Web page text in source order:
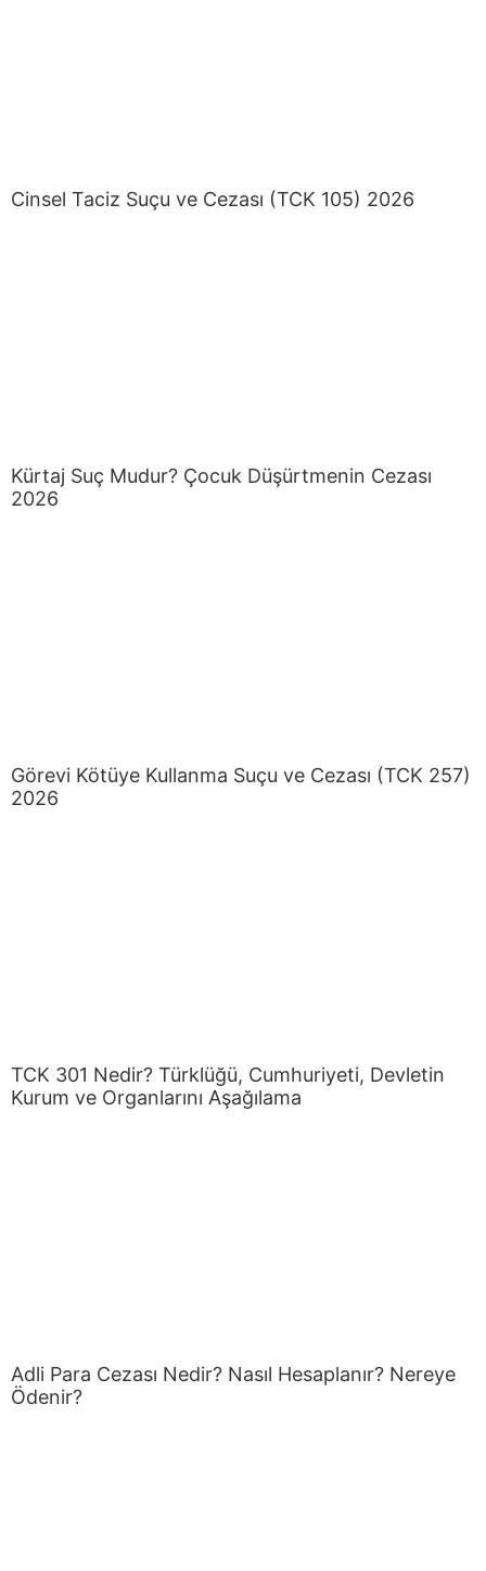
Cinsel Taciz Suçu ve Cezası (TCK 105) 2026
Kürtaj Suç Mudur? Çocuk Düşürtmenin Cezası
2026
Görevi Kötüye Kullanma Suçu ve Cezası (TCK 257)
2026
TCK 301 Nedir? Türklüğü, Cumhuriyeti, Devletin
Kurum ve Organlarını Aşağılama
Adli Para Cezası Nedir? Nasıl Hesaplanır? Nereye
Ödenir?